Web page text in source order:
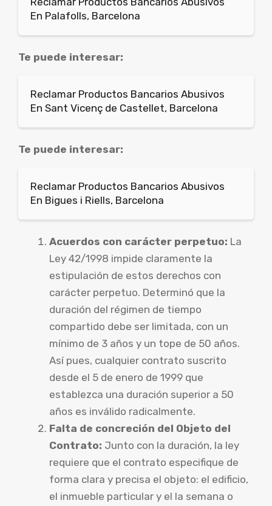
En Palafolls, Barcelona
Te puede interesar:
Reclamar Productos Bancarios Abusivos
En Sant Vicenç de Castellet, Barcelona
Te puede interesar:
Reclamar Productos Bancarios Abusivos
En Bigues i Riells, Barcelona
Acuerdos con carácter perpetuo: La
Ley 42/1998 impide claramente la
estipulación de estos derechos con
carácter perpetuo. Determinó que la
duración del régimen de tiempo
compartido debe ser limitada, con un
mínimo de 3 años y un tope de 50 años.
Así pues, cualquier contrato suscrito
desde el 5 de enero de 1999 que
establezca una duración superior a 50
años es inválido radicalmente.
Falta de concreción del Objeto del
Contrato: Junto con la duración, la ley
requiere que el contrato especifique de
forma clara y precisa el objeto: el edificio,
el inmueble particular y el la semana o